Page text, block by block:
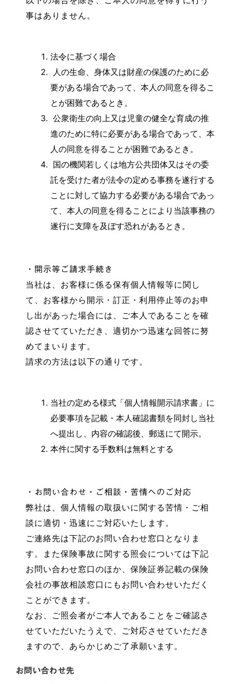
事はありません。
法令に基づく場合
人の生命、身体又は財産の保護のために必
要がある場合であって、本人の同意を得るこ
とが困難であるとき。
公衆衛生の向上又は児童の健全な育成の推
進のために特に必要がある場合であって、本
人の同意を得ることが困難であるとき。
国の機関若しくは地方公共団体又はその委
託を受けた者が法令の定める事務を遂行する
ことに対して協力する必要がある場合であっ
て、本人の同意を得ることにより当該事務の
遂行に支障を及ぼす恐れがあるとき。
・開示等ご請求手続き
当社は、お客様に係る保有個人情報等に関し
て、お客様から開示・訂正・利用停止等のお申
し出があった場合には、ご本人であることを確
認させてていただき、適切かつ迅速な回答に努
めてまいります。
請求の方法は以下の通りです。
当社の定める様式「個人情報開示請求書」に
必要事項を記載・本人確認書類を同封し当社
へ提出し、内容の確認後、郵送にて開示。
本件に関する手数料は無料とする
・お問い合わせ・ご相談・苦情へのご対応
弊社は、個人情報の取扱いに関する苦情・ご相
談に適切・迅速にご対応いたします。
ご連絡先は下記のお問い合わせ窓口となりま
す。また保険事故に関する照会については下記
お問い合わせ窓口のほか、保険証券記載の保険
会社の事故相談窓口にもお問い合わせいただく
ことができます。
なお、ご照会者がご本人であることをご確認さ
せていただいたうえで、ご対応させていただき
ますので、あらかじめご了承願います。
お問い合わせ先